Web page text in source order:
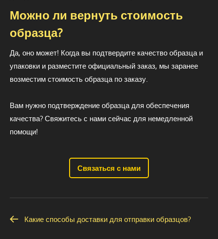
Можно ли вернуть стоимость
образца?
Да, оно может! Когда вы подтвердите качество образца и
упаковки и разместите официальный заказ, мы заранее
возместим стоимость образца по заказу.
Вам нужно подтверждение образца для обеспечения
качества? Свяжитесь с нами сейчас для немедленной
помощи!
Связаться с нами
Какие способы доставки для отправки образцов?